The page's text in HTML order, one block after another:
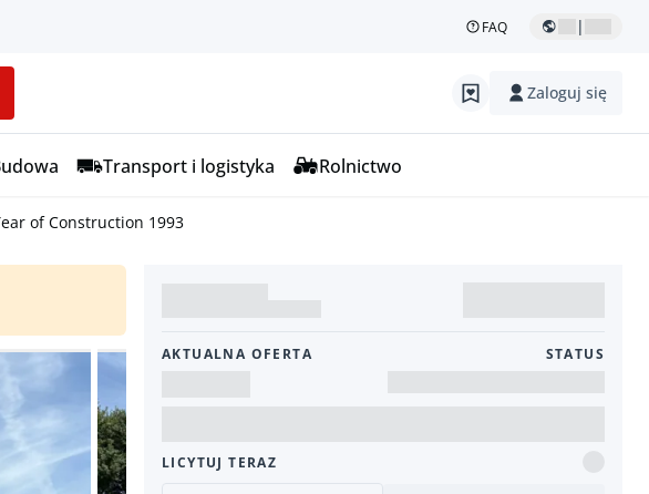
FAQ |
Zaloguj się
Transport i logistyka Rolnictwo
of Construction 1993
AKTUALNA OFERTA STATUS
LICYTUJ TERAZ